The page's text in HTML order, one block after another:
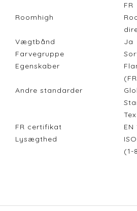
FR
Roomhigh
Vægtbånd
Ja
Farvegruppe
Egenskaber
Andre standarder
FR certifikat
EN
Lysægthed
(1-